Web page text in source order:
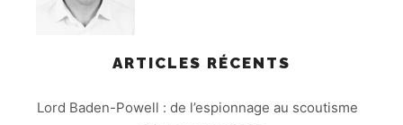
ARTICLES RÉCENTS
Lord Baden-Powell : de l’espionnage au scoutisme